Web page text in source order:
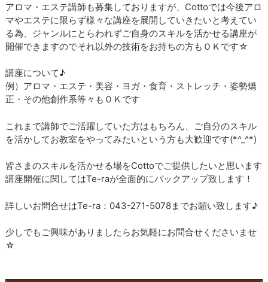
アロマ・エステ講師も募集しておりますが、Cottoでは今後アロ
マやエステに限らず様々な講座を展開していきたいと考えてい
る為、ジャンルにとらわれずご自身のスキルを活かせる講座が
開催できますのでそれ以外の技術をお持ちの方もＯＫです☆
講座について♪
例）アロマ・エステ・美容・ヨガ・食育・ストレッチ・姿勢矯
正・その他創作系等々もＯＫです
これまで講師でご活躍していた方はもちろん、ご自分のスキル
を活かしてお教室をやってみたいという方も大歓迎です(*^_^*)
皆さまのスキルを活かせる場をCottoでご提供したいと思います
講座開催に関してはTe-raが全面的にバックアップ致します！
詳しいお問合せはTe-ra：043-271-5078までお願い致します♪
少しでもご興味がありましたらお気軽にお問合せくださいませ
☆